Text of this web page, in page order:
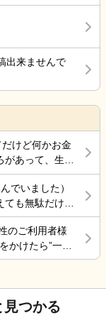
出来ませんで
けど何かお金
あって、生き
辛いのは、お金
ろうと思う。
です。私も古
そこそこ楽し
が、誰もが上
です、では仕
でいました）
も無駄だけど
のご利用者様
かけたら”一緒
を上回るよう
見つかる